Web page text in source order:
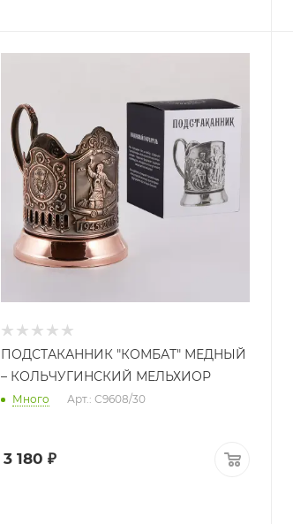
ПОДСТАКАННИК "КОМБАТ" МЕДНЫЙ
– КОЛЬЧУГИНСКИЙ МЕЛЬХИОР
Много Арт.: С9608/30
3 180 ₽